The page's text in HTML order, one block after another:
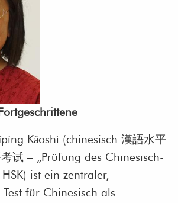
Kǎoshì (chinesisch 漢語水平
试 – „Prüfung des Chinesisch-
ist ein zentraler,
für Chinesisch als